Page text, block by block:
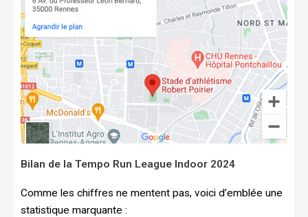
Bilan de la Tempo Run League Indoor 2024
Comme les chiffres ne mentent pas, voici d’emblée une
statistique marquante :